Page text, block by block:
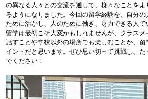
の異なる人々との交流を通して、様々なことをよ
るようになりました。今回の留学経験を、自分の
ために活かし、人のために働き、尽力できる人で
留学は最初こそ大変かもしれませんが、クラスメ
話すことや学校以外の場所でも楽しむことが、留
イントだと思います。ぜひ思い切って挑戦し、た
でください！